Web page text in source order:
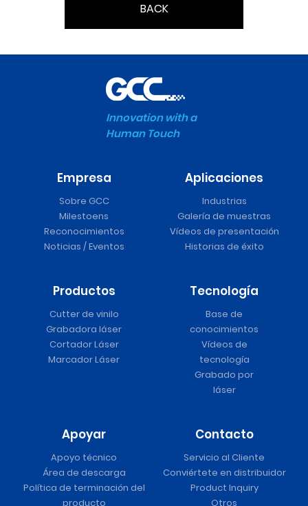
BACK
Innovation with a
Human Touch
Empresa
Sobre GCC
Milestoens
Reconocimientos
Noticias / Eventos
Aplicaciones
Industrias
Galería de muestras
Vídeos de presentación
Historias de éxito
Productos
Cutter de vinilo
Grabadora láser
Cortador Láser
Marcador Láser
Tecnología
Base de
conocimientos
Vídeos de
tecnología
Grabado por
láser
Apoyar
Apoyo técnico
Área de descarga
Política de terminación del
producto
Contacto
Servicio al Cliente
Conviértete en distribuidor
Product Inquiry
Otros